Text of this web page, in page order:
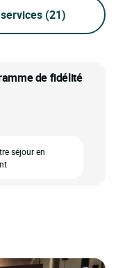
(21)
de fidélité
séjour en